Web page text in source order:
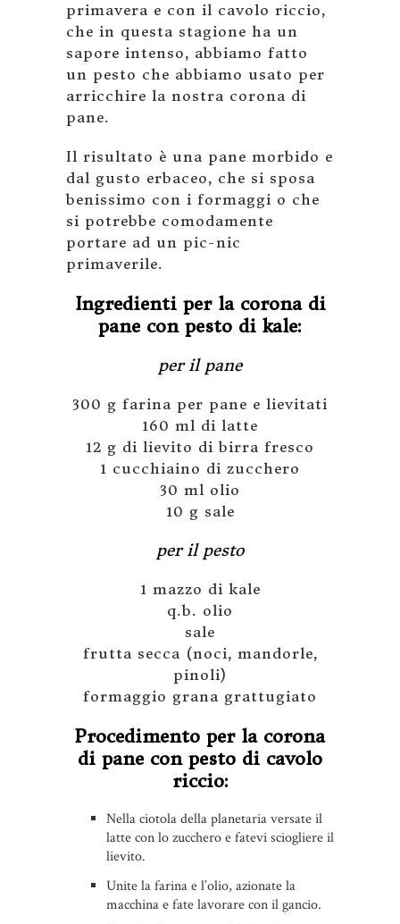
primavera e con il cavolo riccio,
che in questa stagione ha un
sapore intenso, abbiamo fatto
un pesto che abbiamo usato per
arricchire la nostra corona di
pane.
Il risultato è una pane morbido e
dal gusto erbaceo, che si sposa
benissimo con i formaggi o che
si potrebbe comodamente
portare ad un pic-nic
primaverile.
Ingredienti per la corona di
pane con pesto di kale:
per il pane
300 g farina per pane e lievitati
160 ml di latte
12 g di lievito di birra fresco
1 cucchiaino di zucchero
30 ml olio
10 g sale
per il pesto
1 mazzo di kale
q.b. olio
sale
frutta secca (noci, mandorle,
pinoli)
formaggio grana grattugiato
Procedimento per la corona
di pane con pesto di cavolo
riccio:
Nella ciotola della planetaria versate il
latte con lo zucchero e fatevi sciogliere il
lievito.
Unite la farina e l’olio, azionate la
macchina e fate lavorare con il gancio.